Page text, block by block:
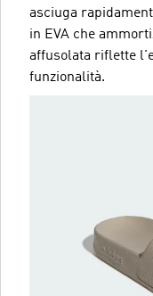
asciuga
in EVA che
affusolata riflette
funzionalità.